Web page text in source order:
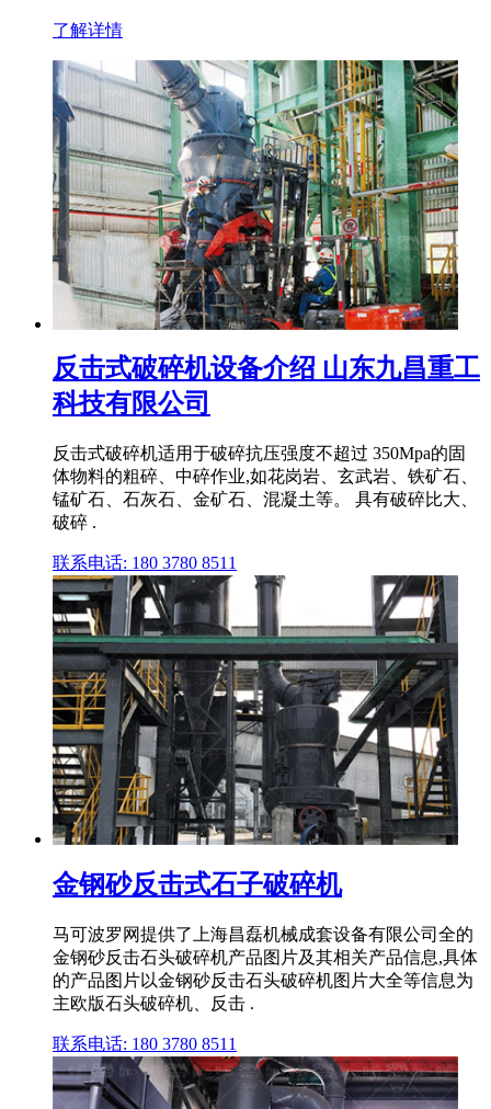
了解详情
反击式破碎机设备介绍 山东九昌重工
科技有限公司
反击式破碎机适用于破碎抗压强度不超过 350Mpa的固
体物料的粗碎、中碎作业,如花岗岩、玄武岩、铁矿石、
锰矿石、石灰石、金矿石、混凝土等。 具有破碎比大、
破碎 .
联系电话: 180 3780 8511
金钢砂反击式石子破碎机
马可波罗网提供了上海昌磊机械成套设备有限公司全的
金钢砂反击石头破碎机产品图片及其相关产品信息,具体
的产品图片以金钢砂反击石头破碎机图片大全等信息为
主欧版石头破碎机、反击 .
联系电话: 180 3780 8511